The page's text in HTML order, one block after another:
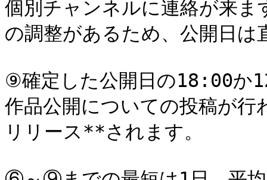
個別チャンネルに連絡が来ま
の調整があるため、公開日
⑨確定した公開日の18:00か
作品公開についての投稿が
リリース**されます。